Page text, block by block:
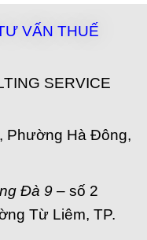
VẤN THUẾ
SERVICE
Phường Hà Đông,
Đà 9 – số 2
Từ Liêm, TP.